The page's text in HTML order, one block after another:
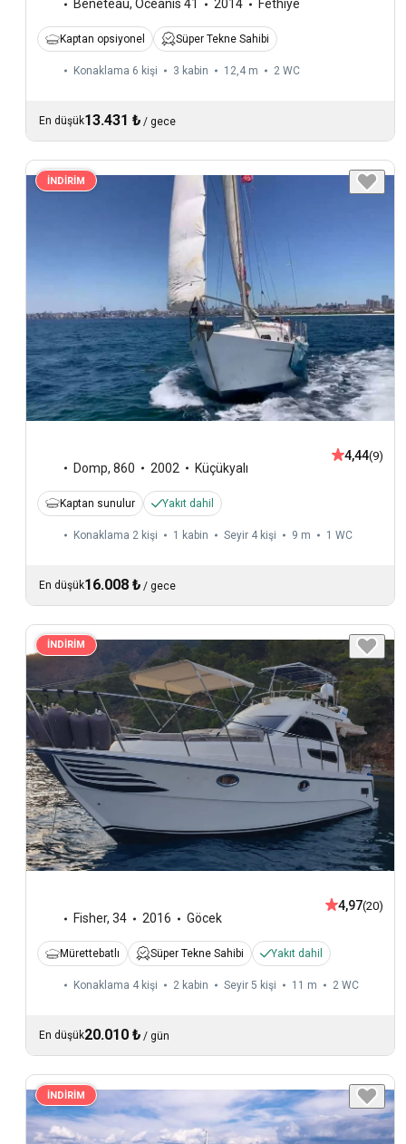
Beneteau, Oceanis 41 2014 Fethiye
Kaptan opsiyonel Süper Tekne Sahibi
Konaklama 6 kişi 3 kabin 12,4 m 2 WC
En düşük13.431 ₺ / gece
İNDİRİM
Domp, 860 2002 Küçükyalı
4,44(9)
Kaptan sunulur Yakıt dahil
Konaklama 2 kişi 1 kabin Seyir 4 kişi 9 m 1 WC
En düşük16.008 ₺ / gece
İNDİRİM
Fisher, 34 2016 Göcek
4,97(20)
Mürettebatlı Süper Tekne Sahibi Yakıt dahil
Konaklama 4 kişi 2 kabin Seyir 5 kişi 11 m 2 WC
En düşük20.010 ₺ / gün
İNDİRİM